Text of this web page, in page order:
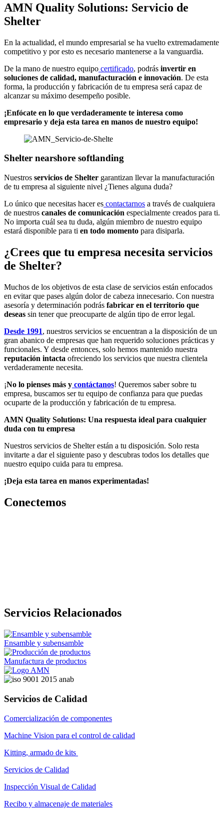
AMN Quality Solutions: Servicio de
Shelter
En la actualidad, el mundo empresarial se ha vuelto extremadamente
competitivo y por esto es necesario mantenerse a la vanguardia.
De la mano de nuestro equipo certificado, podrás invertir en
soluciones de calidad, manufacturación e innovación. De esta
forma, la producción y fabricación de tu empresa será capaz de
alcanzar su máximo desempeño posible.
¡Enfócate en lo que verdaderamente te interesa como
empresario y deja esta tarea en manos de nuestro equipo!
Shelter nearshore softlanding
Nuestros servicios de Shelter garantizan llevar la manufacturación
de tu empresa al siguiente nivel ¿Tienes alguna duda?
Lo único que necesitas hacer es contactarnos a través de cualquiera
de nuestros canales de comunicación especialmente creados para ti.
No importa cuál sea tu duda, algún miembro de nuestro equipo
estará disponible para ti en todo momento para disiparla.
¿Crees que tu empresa necesita servicios
de Shelter?
Muchos de los objetivos de esta clase de servicios están enfocados
en evitar que pases algún dolor de cabeza innecesario. Con nuestra
asesoría y determinación podrás fabricar en el territorio que
deseas sin tener que preocuparte de algún tipo de error legal.
Desde 1991, nuestros servicios se encuentran a la disposición de un
gran abanico de empresas que han requerido soluciones prácticas y
funcionales. Y desde entonces, solo hemos mantenido nuestra
reputación intacta ofreciendo los servicios que nuestra clientela
verdaderamente necesita.
¡No lo pienses más y contáctanos! Queremos saber sobre tu
empresa, buscamos ser tu equipo de confianza para que puedas
ocuparte de la producción y fabricación de tu empresa.
AMN Quality Solutions: Una respuesta ideal para cualquier
duda con tu empresa
Nuestros servicios de Shelter están a tu disposición. Solo resta
invitarte a dar el siguiente paso y descubras todos los detalles que
nuestro equipo cuida para tu empresa.
¡Deja esta tarea en manos experimentadas!
Conectemos
Servicios Relacionados
Ensamble y subensamble
Manufactura de productos
Servicios de Calidad
Comercialización de componentes
Machine Vision para el control de calidad
Kitting, armado de kits
Servicios de Calidad
Inspección Visual de Calidad
Recibo y almacenaje de materiales